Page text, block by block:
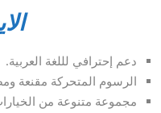
دعم إحترافي لللغة العربية.
الرسوم المتحركة مقنعة
مجموعة متنوعة من